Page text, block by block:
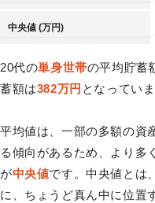
中央値 (万円)
20代の単身世帯の平均貯蓄
蓄額は382万円 となっていま
平均値は、一部の多額の資
る傾向があるため、より多
が中央値です。中央値とは
に、ちょうど真ん中に位置